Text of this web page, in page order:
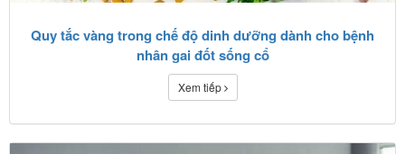
Quy tắc vàng trong chế độ dinh dưỡng dành cho bệnh
nhân gai đốt sống cổ
Xem tiếp